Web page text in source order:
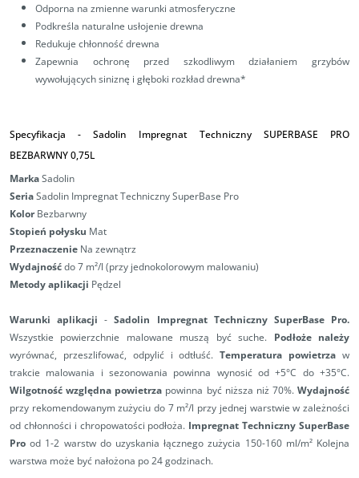
Odporna na zmienne warunki atmosferyczne
Podkreśla naturalne usłojenie drewna
Redukuje chłonność drewna
Zapewnia ochronę przed szkodliwym działaniem grzybów
wywołujących siniznę i głęboki rozkład drewna*
Specyfikacja - Sadolin Impregnat Techniczny SUPERBASE PRO
BEZBARWNY 0,75L
MarkaSadolin
SeriaSadolin Impregnat Techniczny SuperBase Pro
KolorBezbarwny
Stopień połysku Mat
Przeznaczenie Na zewnątrz
Wydajnośćdo 7 m²/l (przy jednokolorowym malowaniu)
Metody aplikacji Pędzel
Warunki aplikacji -Sadolin Impregnat Techniczny SuperBase Pro.
Wszystkie powierzchnie malowane muszą być suche. Podłoże należy
wyrównać, przeszlifować, odpylić i odtłuść.Temperatura powietrza w
trakcie malowania i sezonowania powinna wynosić od +5°C do +35°C.
Wilgotność względna powietrza powinna być niższa niż 70%. Wydajność
przy rekomendowanym zużyciu do 7 m²/l przy jednej warstwie w zależności
od chłonności i chropowatości podłoża. Impregnat Techniczny SuperBase
Pro od 1-2 warstw do uzyskania łącznego zużycia 150-160 ml/m² Kolejna
warstwa może być nałożona po 24 godzinach.